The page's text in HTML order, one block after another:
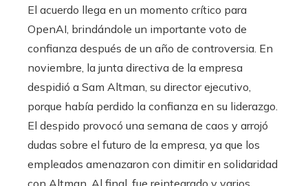
El acuerdo llega en un momento crítico para
OpenAI, brindándole un importante voto de
confianza después de un año de controversia. En
noviembre, la junta directiva de la empresa
despidió a Sam Altman, su director ejecutivo,
porque había perdido la confianza en su liderazgo.
El despido provocó una semana de caos y arrojó
dudas sobre el futuro de la empresa, ya que los
empleados amenazaron con dimitir en solidaridad
con Altman. Al final, fue reintegrado y varios